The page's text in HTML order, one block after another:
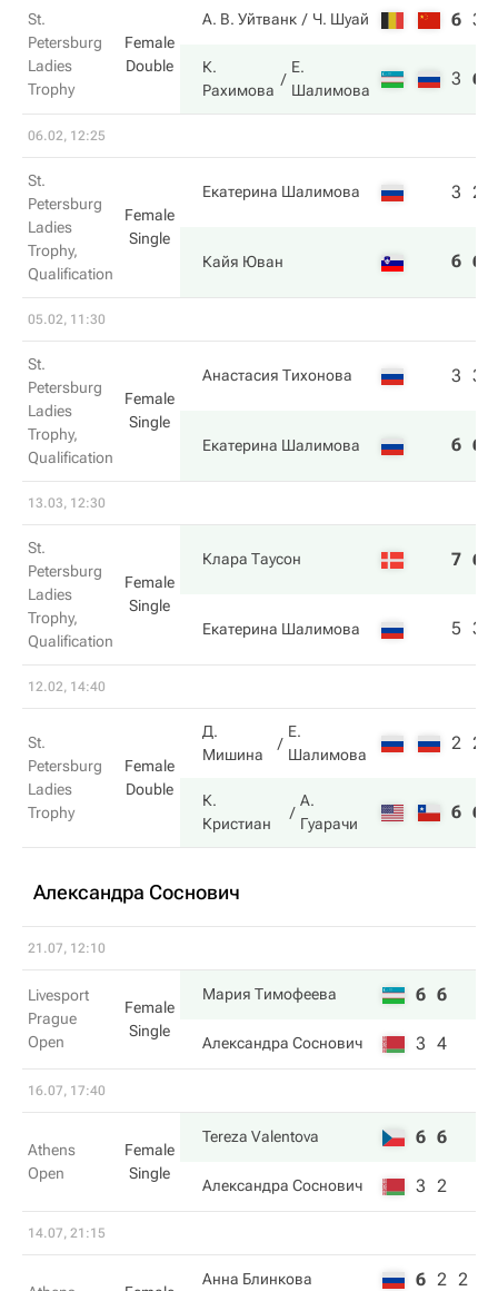
St.
Petersburg
Ladies
Trophy
Female
Double
А. В. Уйтванк Ч. Шуай 6 3
К.
Рахимова
Е.
Шалимова
3 6
06.02, 12:25
St.
Petersburg
Ladies
Trophy,
Qualification
Female
Single
Екатерина Шалимова 3 2
Кайя Юван 6 6
05.02, 11:30
St.
Petersburg
Ladies
Trophy,
Qualification
Female
Single
Анастасия Тихонова 3 3
Екатерина Шалимова 6 6
13.03, 12:30
St.
Petersburg
Ladies
Trophy,
Qualification
Female
Single
Клара Таусон 7 6
Екатерина Шалимова 5 3
12.02, 14:40
St.
Petersburg
Ladies
Trophy
Female
Double
Д.
Мишина
Е.
Шалимова
2 2
К.
Кристиан
А.
Гуарачи
6 6
Александра Соснович
21.07, 12:10
Livesport
Prague
Open
Female
Single
Мария Тимофеева 6 6
Александра Соснович 3 4
16.07, 17:40
Athens
Open
Female
Single
Tereza Valentova 6 6
Александра Соснович 3 2
14.07, 21:15
Анна Блинкова 6 2 2